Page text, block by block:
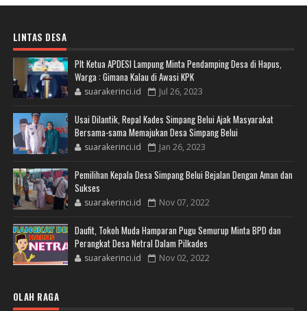
LINTAS DESA
Plt Ketua APDESI Lampung Minta Pendamping Desa di Hapus,
Warga : Gimana Kalau di Awasi KPK
suarakerinci.id Jul 26, 2023
Usai Dilantik, Repal Kades Simpang Belui Ajak Masyarakat
Bersama-sama Memajukan Desa Simpang Belui
suarakerinci.id Jan 26, 2023
Pemilihan Kepala Desa Simpang Belui Bejalan Dengan Aman dan
Sukses
suarakerinci.id Nov 07, 2022
Daufit, Tokoh Muda Hamparan Pugu Semurup Minta BPD dan
Perangkat Desa Netral Dalam Pilkades
suarakerinci.id Nov 02, 2022
OLAH RAGA